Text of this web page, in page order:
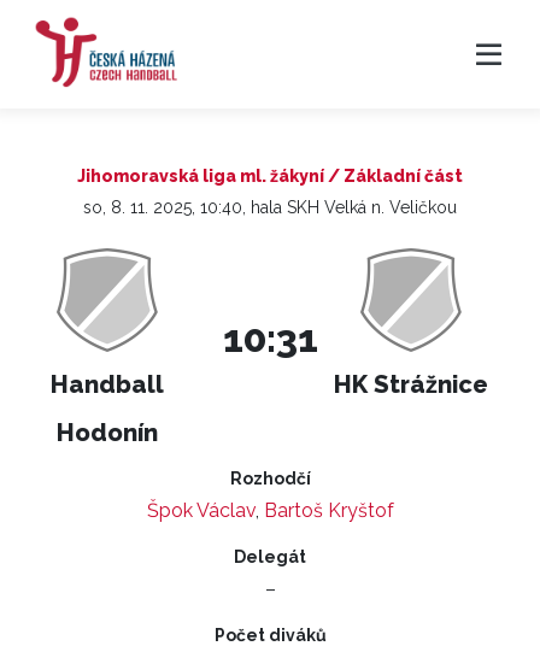
Jihomoravská liga ml. žákyní / Základní část
so, 8. 11. 2025, 10:40, hala SKH Velká n. Veličkou
Handball
Hodonín
10:31
HK Strážnice
Rozhodčí
Špok Václav, Bartoš Kryštof
Delegát
–
Počet diváků